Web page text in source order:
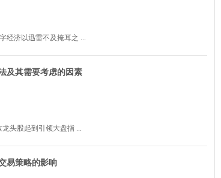
经济以迅雷不及掩耳之 ...
及其需要考虑的因素
头股起到引领大盘指 ...
易策略的影响